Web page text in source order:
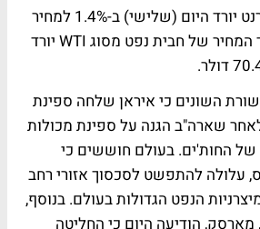
הנפט הגולמי מסוג ברנט יורד היום (שלישי) ב-1.4% למחיר
של 75.95 דולר, בעוד המחיר של חבית נפט מסוג WTI יורד
השונים כי איראן שלחה ספינת
שארה"ב הגנה על ספינת מכולות
החות'ים. בעולם חוששים כי
להתפשט לסכסוך אזורי רחב
הנפט הגדולות בעולם. בנוסף,
הודיעה היום כי החליטה